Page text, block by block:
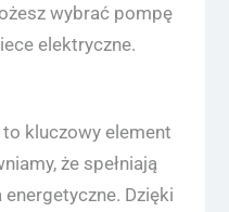
wybrać pompę
elektryczne.
kluczowy element
że spełniają
Dzięki